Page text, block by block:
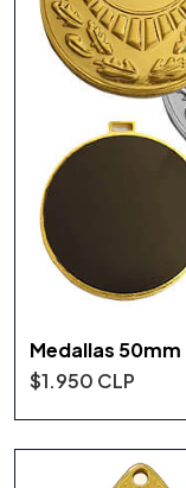
Medallas
$1.950 CLP